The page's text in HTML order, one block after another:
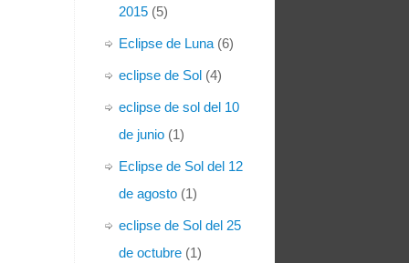
2015 (5)
Eclipse de Luna (6)
eclipse de Sol (4)
eclipse de sol del 10
de junio (1)
Eclipse de Sol del 12
de agosto (1)
eclipse de Sol del 25
de octubre (1)